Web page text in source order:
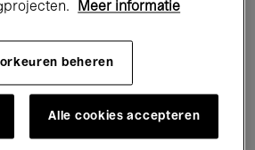
weergeven
Meer informatie
beheren
Alle cookies accepteren